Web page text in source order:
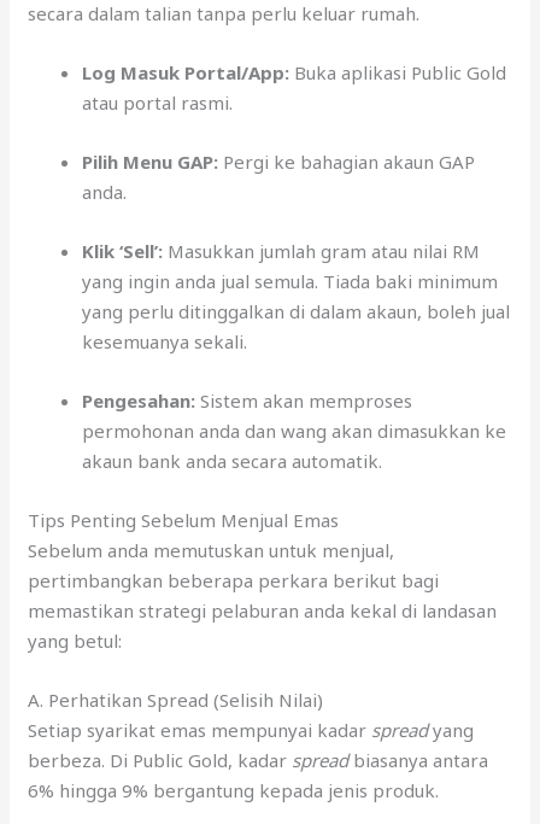
secara dalam talian tanpa perlu keluar rumah.
Log Masuk Portal/App: Buka aplikasi Public Gold
atau portal rasmi.
Pilih Menu GAP: Pergi ke bahagian akaun GAP
anda.
Klik ‘Sell’: Masukkan jumlah gram atau nilai RM
yang ingin anda jual semula. Tiada baki minimum
yang perlu ditinggalkan di dalam akaun, boleh jual
kesemuanya sekali.
Pengesahan: Sistem akan memproses
permohonan anda dan wang akan dimasukkan ke
akaun bank anda secara automatik.
Tips Penting Sebelum Menjual Emas
Sebelum anda memutuskan untuk menjual,
pertimbangkan beberapa perkara berikut bagi
memastikan strategi pelaburan anda kekal di landasan
yang betul:
A. Perhatikan Spread (Selisih Nilai)
Setiap syarikat emas mempunyai kadar spreadyang
berbeza. Di Public Gold, kadar spreadbiasanya antara
6% hingga 9% bergantung kepada jenis produk.